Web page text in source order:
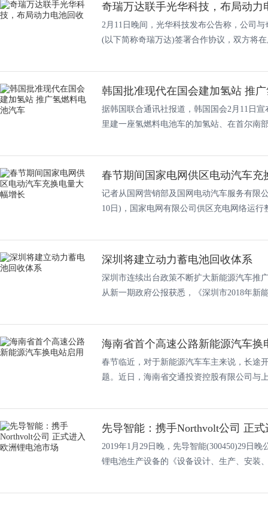
奇瑞万达联手光华科技，布局动力
2月11日晚间，光华科技发布公告称，公司
(以下简称奇瑞万达)签署合作协议，双方将
韩国批准现代在国会建加氢站 推
据韩国联合通讯社报道，韩国国会2月11日
里建一座氢燃料电池车的加氢站、在首尔南
春节期间国家电网供区电动汽车充
记者从国网营销部及国网电动汽车服务有限
10日)，国家电网有限公司供区充电网络运行
深圳将建立动力蓄电池回收体系
深圳市连续出台政策不断扩大新能源汽车推
从新一期政府公报获悉，《深圳市2018年新
海南省首个高速公路新能源汽车换
春节临近，对于新能源汽车车主来说，长途
题。近日，海南省交通投资控股有限公司与
先导智能：携手Northvolt公司 正
2019年1月29日晚，先导智能(300450)29日
锂电池生产设备的《设备设计、生产、安装